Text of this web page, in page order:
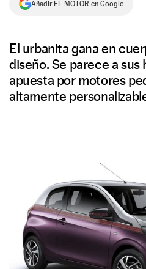
SÍGUENOS
Añadir EL MOTOR en Google
El urbanita gana en
diseño. Se parece a sus
apuesta por motores
altamente